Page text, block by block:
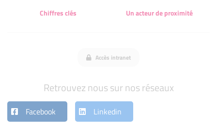
Chiffres clés
Un acteur de proximité
Accès intranet
Retrouvez nous sur nos réseaux
Facebook Linkedin